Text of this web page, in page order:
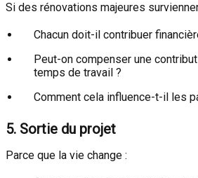
Si des rénovations majeures
Chacun doit-il contribuer
Peut-on compenser une
temps de travail ?
Comment cela influence-t-il les
5. Sortie du projet
Parce que la vie change :